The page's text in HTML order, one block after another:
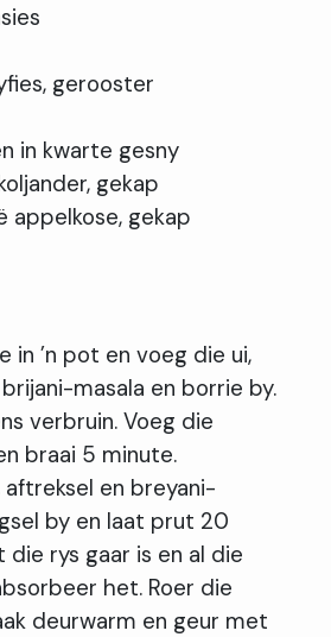
gerooster
in kwarte gesny
gekap
appelkose, gekap
in ’n pot en voeg die ui,
masala en borrie by.
verbruin. Voeg die
braai 5 minute.
aftreksel en breyani-
by en laat prut 20
rys gaar is en al die
het. Roer die
deurwarm en geur met